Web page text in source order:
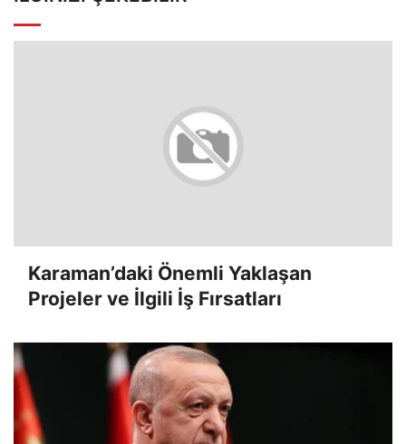
Karaman’daki Önemli Yaklaşan
Projeler ve İlgili İş Fırsatları